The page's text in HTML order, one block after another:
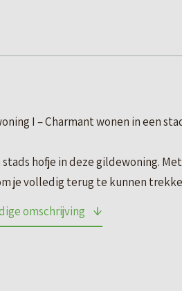
I – Charmant wonen in een
stads hofje in deze gildewoning.
je volledig terug te kunnen
met verrassend veel
omschrijving